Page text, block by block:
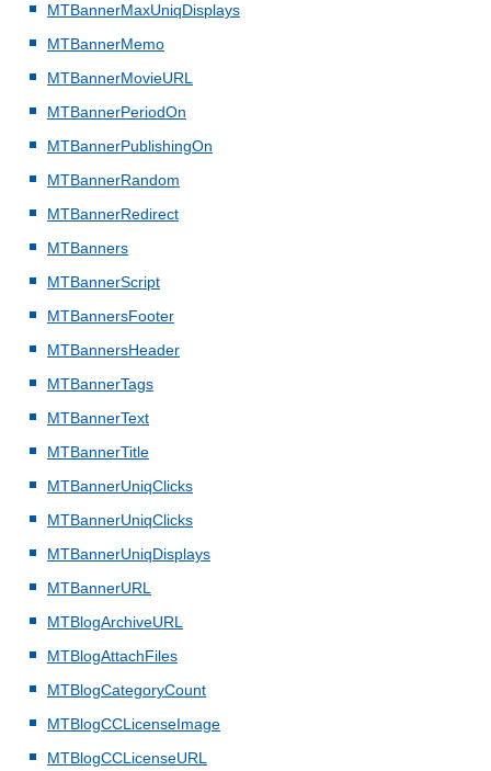
MTBannerMaxUniqDisplays
MTBannerMemo
MTBannerMovieURL
MTBannerPeriodOn
MTBannerPublishingOn
MTBannerRandom
MTBannerRedirect
MTBanners
MTBannerScript
MTBannersFooter
MTBannersHeader
MTBannerTags
MTBannerText
MTBannerTitle
MTBannerUniqClicks
MTBannerUniqClicks
MTBannerUniqDisplays
MTBannerURL
MTBlogArchiveURL
MTBlogAttachFiles
MTBlogCategoryCount
MTBlogCCLicenseImage
MTBlogCCLicenseURL